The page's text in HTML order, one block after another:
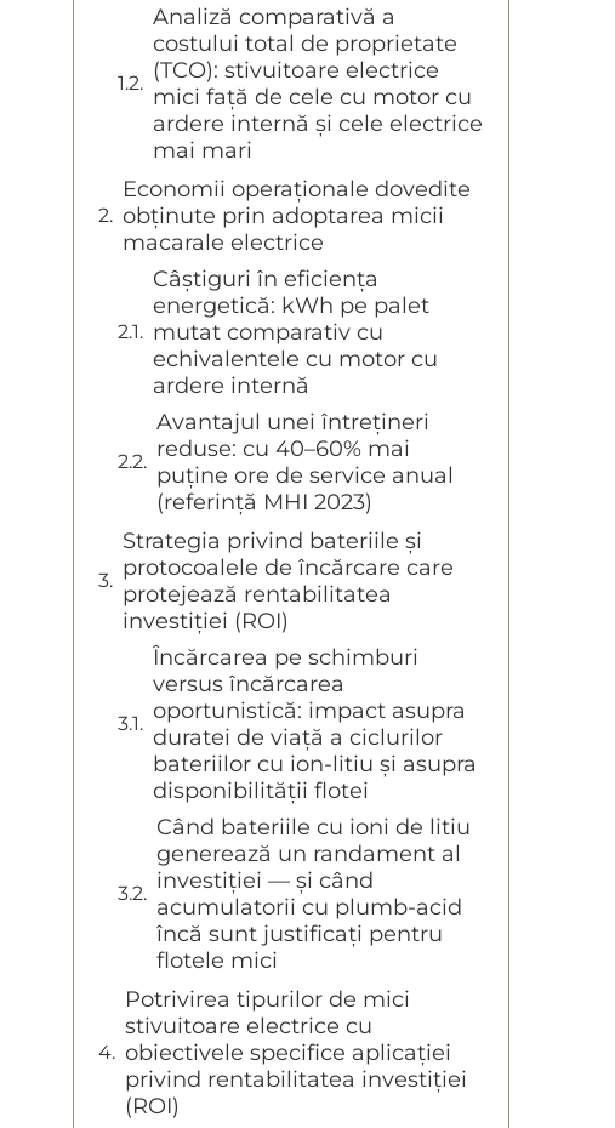
Analiză comparativă a
costului total de proprietate
(TCO): stivuitoare electrice
mici față de cele cu motor cu
ardere internă și cele electrice
mai mari
Economii operaționale dovedite
obținute prin adoptarea micii
macarale electrice
Câștiguri în eficiența
energetică: kWh pe palet
mutat comparativ cu
echivalentele cu motor cu
ardere internă
Avantajul unei întrețineri
reduse: cu 40–60% mai
puține ore de service anual
(referință MHI 2023)
Strategia privind bateriile și
protocoalele de încărcare care
protejează rentabilitatea
investiției (ROI)
Încărcarea pe schimburi
versus încărcarea
oportunistică: impact asupra
duratei de viață a ciclurilor
bateriilor cu ion-litiu și asupra
disponibilității flotei
Când bateriile cu ioni de litiu
generează un randament al
investiției — și când
acumulatorii cu plumb-acid
încă sunt justificați pentru
flotele mici
Potrivirea tipurilor de mici
stivuitoare electrice cu
obiectivele specifice aplicației
privind rentabilitatea investiției
(ROI)